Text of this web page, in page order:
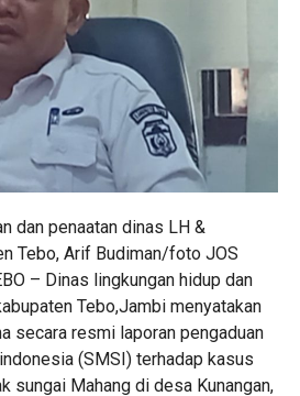
dan penaatan dinas LH &
Tebo, Arif Budiman/foto JOS
– Dinas lingkungan hidup dan
Tebo,Jambi menyatakan
secara resmi laporan pengaduan
(SMSI) terhadap kasus
sungai Mahang di desa Kunangan,